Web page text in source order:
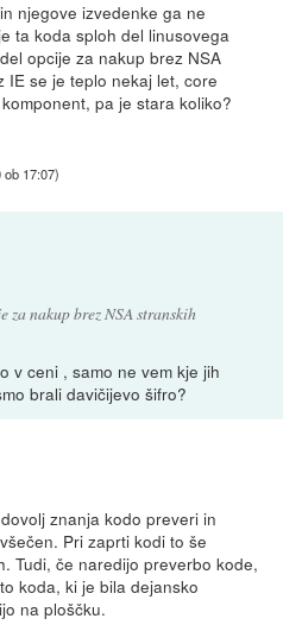
njegove izvedenke ga ne
ta koda sploh del linusovega
opcije za nakup brez NSA
IE se je teplo nekaj let, core
pa je stara koliko?
ob 17:07)
za nakup brez NSA stranskih
v ceni , samo ne vem kje jih
brali davičijevo šifro?
znanja kodo preveri in
Pri zaprti kodi to še
Tudi, če naredijo preverbo kode,
koda, ki je bila dejansko
na ploščku.